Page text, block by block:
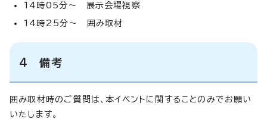
14時05分～ 展示会場視察
14時25分～ 囲み取材
4 備考
囲み取材時のご質問は、本イベントに関することのみでお願い
いたします。